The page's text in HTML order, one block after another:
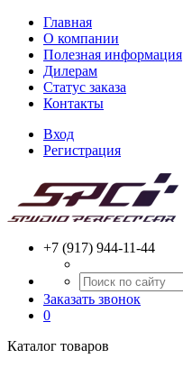
Главная
О компании
Полезная информация
Дилерам
Статус заказа
Контакты
Вход
Регистрация
+7 (917) 944-11-44
Заказать звонок
0
Каталог товаров